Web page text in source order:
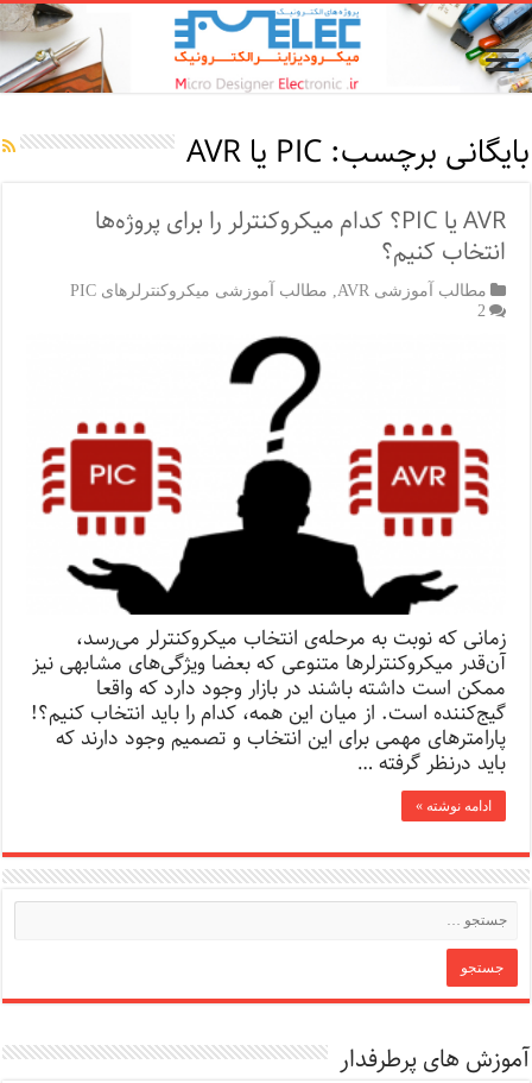
بایگانی برچسب:PIC یا AVR
AVR یا PIC؟ کدام میکروکنترلر را برای پروژه‌ها
انتخاب کنیم؟
مطالب آموزشی AVR
مطالب آموزشی میکروکنترلرهای PIC
2
زمانی که نوبت به مرحله‌ی انتخاب میکروکنترلر می‌رسد،
آن‌قدر میکروکنترلرها متنوعی که بعضا ویژگی‌های مشابهی نیز
ممکن است داشته باشند در بازار وجود دارد که واقعا
گیج‌کننده است. از میان این همه، کدام را باید انتخاب کنیم؟!
پارامترهای مهمی ‌برای این انتخاب و تصمیم وجود دارند که
باید درنظر گرفته …
ادامه نوشته »
آموزش های پرطرفدار